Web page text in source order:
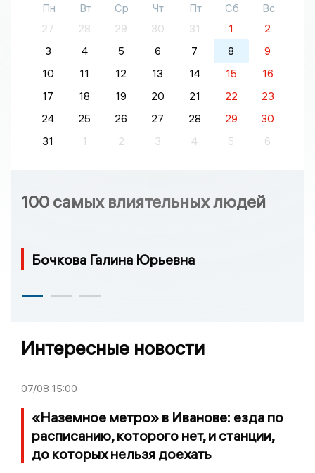
Пн Вт Ср Чт Пт Сб
Вс
27
28 29 30 31 1
2
3
4 5 6 7 8
9
10
11 12 13 14 15
16
17
18 19 20 21 22
23
24
25 26 27 28 29
30
31
1 2 3 4 5 6
100 самых влиятельных людей
Бочкова Галина Юрьевна
Интересные новости
07/08 15:00
«Наземное метро» в Иванове: езда по
расписанию, которого нет, и станции,
до которых нельзя доехать